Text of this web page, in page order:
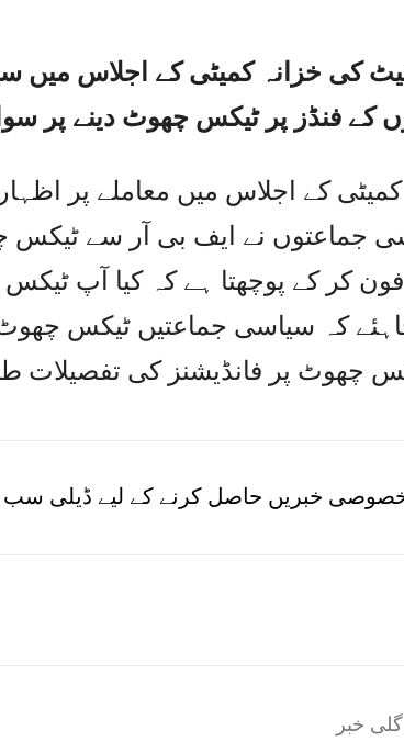
کی خزانہ کمیٹی کے اجلاس میں
کے فنڈز پر ٹیکس چھوٹ دینے پر سوال
کے اجلاس میں معاملے پر
جماعتوں نے ایف بی آر سے ٹیکس
کر کے پوچھتا ہے کہ کیا آپ ٹیکس
چاہئے کہ سیاسی جماعتیں ٹیکس
چھوٹ پر فانڈیشنز کی تفصیلات
خصوصی خبریں حاصل کرنے کے لیے ڈیلی سب
خبر